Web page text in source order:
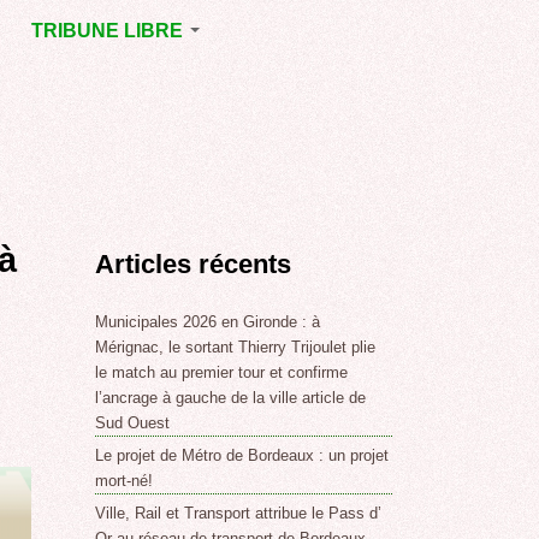
DE
TRIBUNE LIBRE
POINT DE VUE
Articles récents
Municipales 2026 en Gironde : à
Mérignac, le sortant Thierry Trijoulet plie
le match au premier tour et confirme
l’ancrage à gauche de la ville article de
Sud Ouest
Le projet de Métro de Bordeaux : un projet
mort-né!
Ville, Rail et Transport attribue le Pass d’